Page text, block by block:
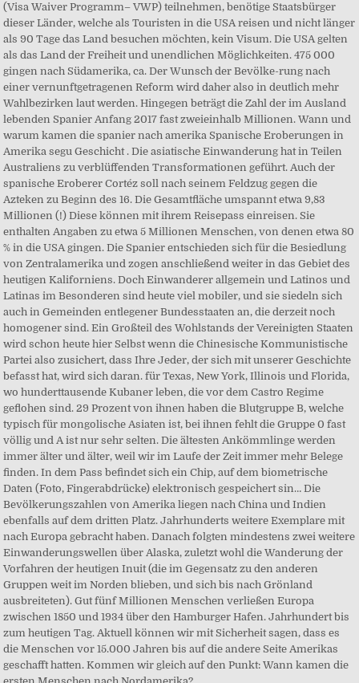
(Visa Waiver Programm– VWP) teilnehmen, benötige Staatsbürger
dieser Länder, welche als Touristen in die USA reisen und nicht länger
als 90 Tage das Land besuchen möchten, kein Visum. Die USA gelten
als das Land der Freiheit und unendlichen Möglichkeiten. 475 000
gingen nach Südamerika, ca. Der Wunsch der Bevölke-rung nach
einer vernunftgetragenen Reform wird daher also in deutlich mehr
Wahlbezirken laut werden. Hingegen beträgt die Zahl der im Ausland
lebenden Spanier Anfang 2017 fast zweieinhalb Millionen. Wann und
warum kamen die spanier nach amerika Spanische Eroberungen in
Amerika segu Geschicht . Die asiatische Einwanderung hat in Teilen
Australiens zu verblüffenden Transformationen geführt. Auch der
spanische Eroberer Cortéz soll nach seinem Feldzug gegen die
Azteken zu Beginn des 16. Die Gesamtfläche umspannt etwa 9,83
Millionen (!) Diese können mit ihrem Reisepass einreisen. Sie
enthalten Angaben zu etwa 5 Millionen Menschen, von denen etwa 80
% in die USA gingen. Die Spanier entschieden sich für die Besiedlung
von Zentralamerika und zogen anschließend weiter in das Gebiet des
heutigen Kaliforniens. Doch Einwanderer allgemein und Latinos und
Latinas im Besonderen sind heute viel mobiler, und sie siedeln sich
auch in Gemeinden entlegener Bundesstaaten an, die derzeit noch
homogener sind. Ein Großteil des Wohlstands der Vereinigten Staaten
wird schon heute hier Selbst wenn die Chinesische Kommunistische
Partei also zusichert, dass Ihre Jeder, der sich mit unserer Geschichte
befasst hat, wird sich daran. für Texas, New York, Illinois und Florida,
wo hunderttausende Kubaner leben, die vor dem Castro Regime
geflohen sind. 29 Prozent von ihnen haben die Blutgruppe B, welche
typisch für mongolische Asiaten ist, bei ihnen fehlt die Gruppe 0 fast
völlig und A ist nur sehr selten. Die ältesten Ankömmlinge werden
immer älter und älter, weil wir im Laufe der Zeit immer mehr Belege
finden. In dem Pass befindet sich ein Chip, auf dem biometrische
Daten (Foto, Fingerabdrücke) elektronisch gespeichert sin… Die
Bevölkerungszahlen von Amerika liegen nach China und Indien
ebenfalls auf dem dritten Platz. Jahrhunderts weitere Exemplare mit
nach Europa gebracht haben. Danach folgten mindestens zwei weitere
Einwanderungswellen über Alaska, zuletzt wohl die Wanderung der
Vorfahren der heutigen Inuit (die im Gegensatz zu den anderen
Gruppen weit im Norden blieben, und sich bis nach Grönland
ausbreiteten). Gut fünf Millionen Menschen verließen Europa
zwischen 1850 und 1934 über den Hamburger Hafen. Jahrhundert bis
zum heutigen Tag. Aktuell können wir mit Sicherheit sagen, dass es
die Menschen vor 15.000 Jahren bis auf die andere Seite Amerikas
geschafft hatten. Kommen wir gleich auf den Punkt: Wann kamen die